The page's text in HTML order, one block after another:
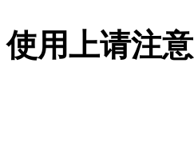
使用上请注意